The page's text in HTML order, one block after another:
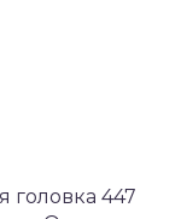
головка 447